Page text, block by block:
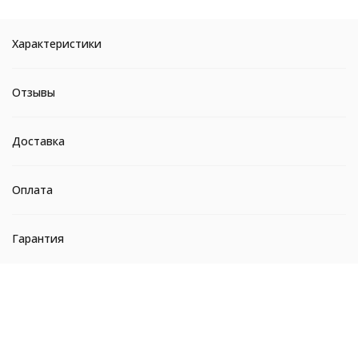
Характеристики
Отзывы
Доставка
Оплата
Гарантия